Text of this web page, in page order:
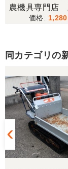
農機具専門店
備済み
同カテゴリの